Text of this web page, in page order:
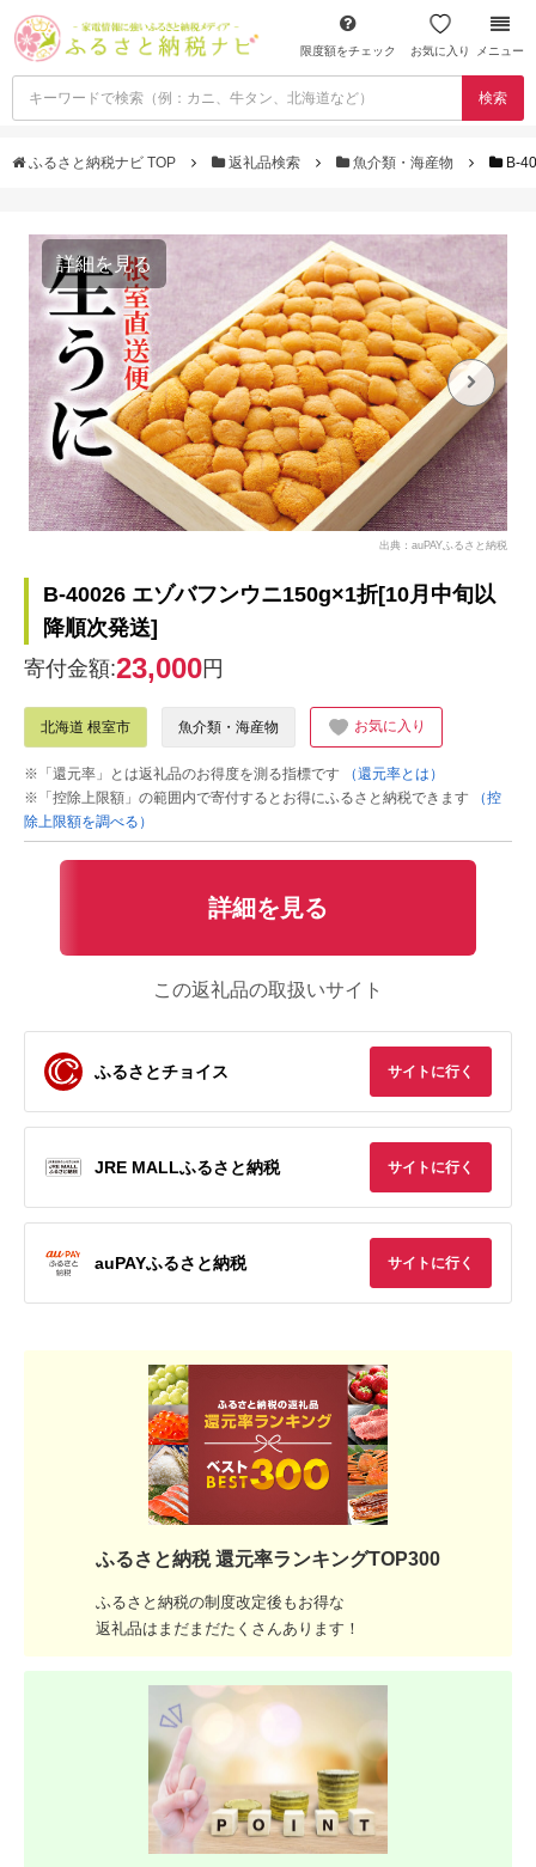
限度額をチェック お気に入り メニュー
検索
ふるさと納税ナビ TOP 返礼品検索 魚介類・海産物 B-
詳細を見る
出典：auPAYふるさと納税
B-40026 エゾバフンウニ150g×1折[10月中旬以
降順次発送]
寄付金額:23,000円
北海道 根室市 魚介類・海産物 お気に入り
※「還元率」とは返礼品のお得度を測る指標です
（還元率とは）
※「控除上限額」の範囲内で寄付するとお得にふるさと納税できます
（控
除上限額を調べる）
詳細を見る
この返礼品の取扱いサイト
ふるさとチョイス サイトに行く
JRE MALLふるさと納税 サイトに行く
auPAYふるさと納税 サイトに行く
ふるさと納税 還元率ランキングTOP300
ふるさと納税の制度改定後もお得な
返礼品はまだまだたくさんあります！